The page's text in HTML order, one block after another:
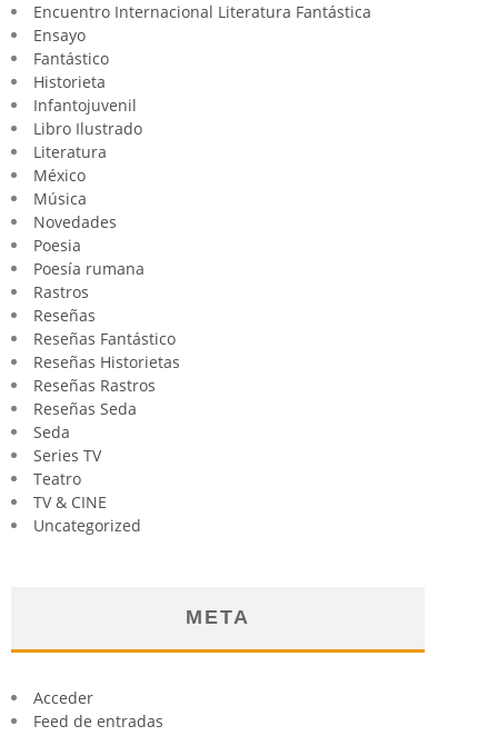
Encuentro Internacional Literatura Fantástica
Ensayo
Fantástico
Historieta
Infantojuvenil
Libro Ilustrado
Literatura
México
Música
Novedades
Poesia
Poesía rumana
Rastros
Reseñas
Reseñas Fantástico
Reseñas Historietas
Reseñas Rastros
Reseñas Seda
Seda
Series TV
Teatro
TV & CINE
Uncategorized
META
Acceder
Feed de entradas